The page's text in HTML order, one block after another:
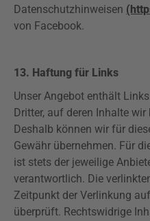
Datenschutzhinweisen
von Facebook.
13. Haftung für Links
Unser Angebot enthält
Dritter, auf deren Inhalte
Deshalb können wir für
Gewähr übernehmen. Für
ist stets der jeweilige
verantwortlich. Die
Zeitpunkt der Verlinkung
überprüft. Rechtswidrige